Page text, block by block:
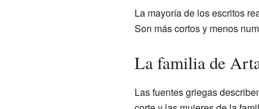
La mayoría de los escritos
Son más cortos y menos
La familia de
Las fuentes griegas